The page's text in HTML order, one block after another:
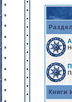
Книги